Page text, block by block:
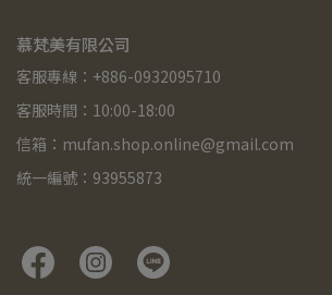
慕梵美有限公司
客服專線：+886-0932095710
客服時間：10:00-18:00
信箱：mufan.shop.online@gmail.com
統一編號：93955873